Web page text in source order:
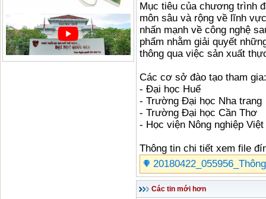
Mục tiêu của chương trình
môn sâu và rộng về lĩnh
nhấn mạnh về công nghệ
phẩm nhằm giải quyết
thông qua việc sản xuất
Các cơ sở đào tạo tham gia:
- Đại học Huế
- Trường Đại học Nha trang
- Trường Đại học Cần Thơ
- Học viện Nông nghiệp Việt
Thông tin chi tiết xem file
Các tin mới hơn